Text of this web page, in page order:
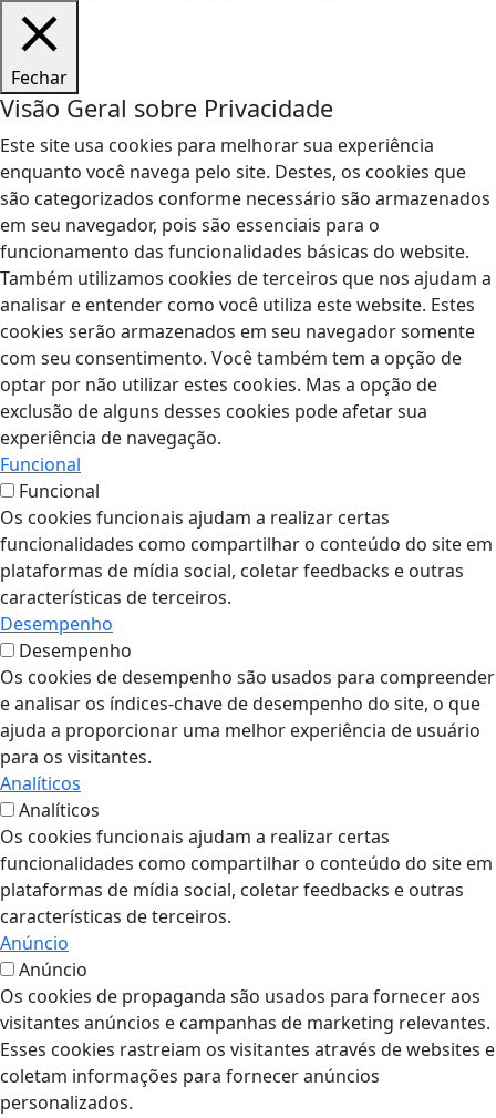
Fechar
Visão Geral sobre Privacidade
Este site usa cookies para melhorar sua experiência
enquanto você navega pelo site. Destes, os cookies que
são categorizados conforme necessário são armazenados
em seu navegador, pois são essenciais para o
funcionamento das funcionalidades básicas do website.
Também utilizamos cookies de terceiros que nos ajudam a
analisar e entender como você utiliza este website. Estes
cookies serão armazenados em seu navegador somente
com seu consentimento. Você também tem a opção de
optar por não utilizar estes cookies. Mas a opção de
exclusão de alguns desses cookies pode afetar sua
experiência de navegação.
Funcional
Funcional
Os cookies funcionais ajudam a realizar certas
funcionalidades como compartilhar o conteúdo do site em
plataformas de mídia social, coletar feedbacks e outras
características de terceiros.
Desempenho
Desempenho
Os cookies de desempenho são usados para compreender
e analisar os índices-chave de desempenho do site, o que
ajuda a proporcionar uma melhor experiência de usuário
para os visitantes.
Analíticos
Analíticos
Os cookies funcionais ajudam a realizar certas
funcionalidades como compartilhar o conteúdo do site em
plataformas de mídia social, coletar feedbacks e outras
características de terceiros.
Anúncio
Anúncio
Os cookies de propaganda são usados para fornecer aos
visitantes anúncios e campanhas de marketing relevantes.
Esses cookies rastreiam os visitantes através de websites e
coletam informações para fornecer anúncios
personalizados.